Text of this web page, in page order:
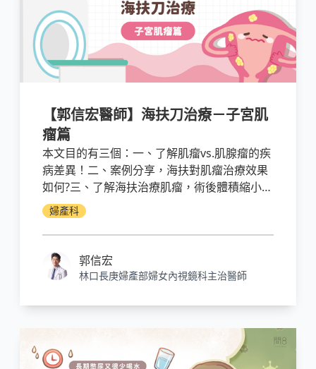
【郭信宏醫師】海扶刀治療－子宮肌
瘤篇
本文目的有三個：一、了解肌瘤vs.肌腺瘤的疾
病差異！二、案例分享，海扶對肌瘤治療效果
如何?三、了解海扶治療肌瘤，術後體積縮小的
公式。
婦產科
郭信宏
林口長庚婦產部婦女內視鏡科主治醫師